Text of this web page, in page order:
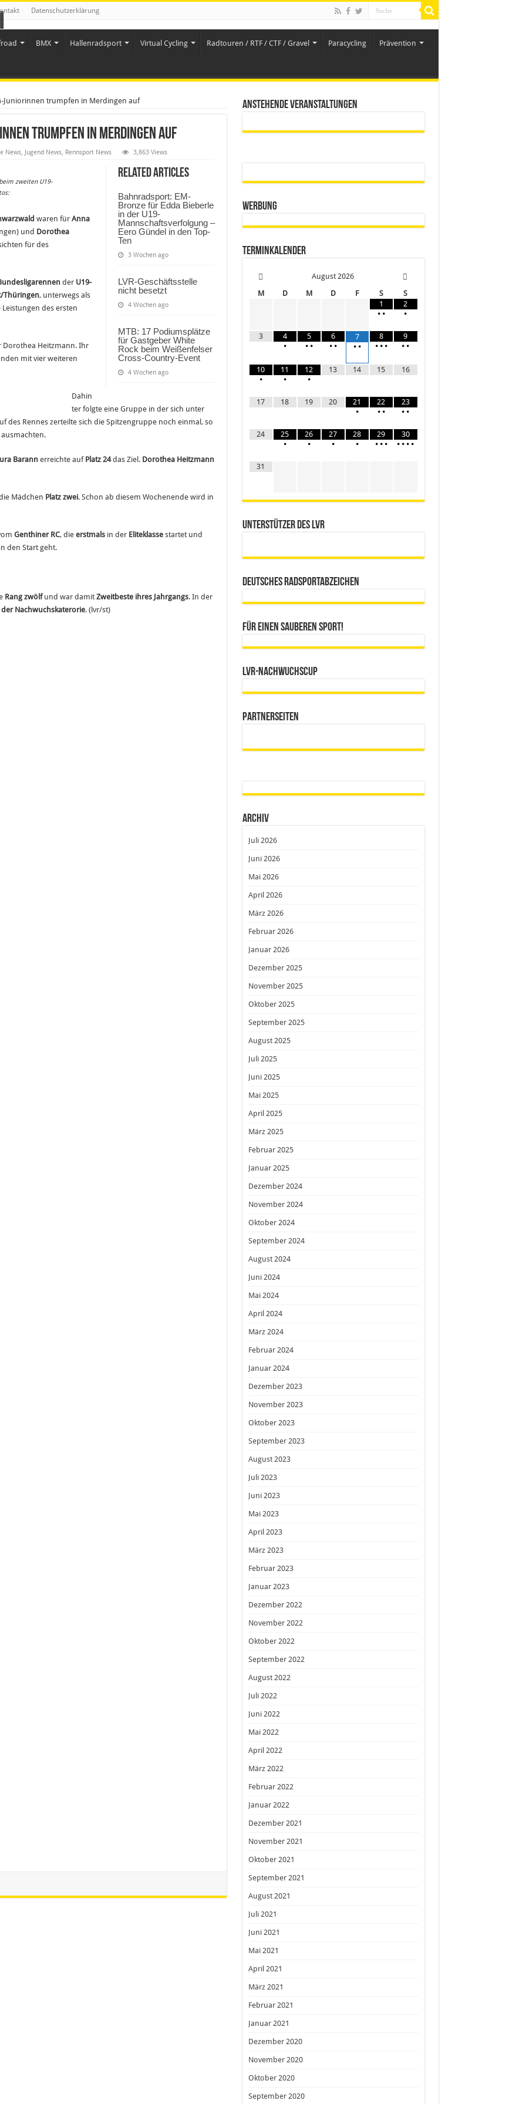
Datenschutzerklärung
BMX Hallenradsport Virtual Cycling Radtouren / RTF / CTF / Gravel Paracycling Prävention
Juniorinnen trumpfen in Merdingen auf
trumpfen in Merdingen auf
News, Jugend News, Rennsport News 3,863 Views
Related Articles
Bahnradsport: EM-
Bronze für Edda Bieberle
in der U19-
Mannschaftsverfolgung –
Eero Gündel in den Top-
Ten
3 Wochen ago
LVR-Geschäftsstelle
nicht besetzt
4 Wochen ago
MTB: 17 Podiumsplätze
für Gastgeber White
Rock beim Weißenfelser
Cross-Country-Event
4 Wochen ago
zweiten U19-
waren für Anna
und Dorothea
für des
der U19-
Thüringen, unterwegs als
des ersten
Heitzmann. Ihr
mit vier weiteren
Dahin
ter folgte eine Gruppe in der sich unter
des Rennes zerteilte sich die Spitzengruppe noch einmal, so
Barannerreichte auf Platz 24das Ziel. Dorothea Heitzmann
Mädchen Platz zwei. Schon ab diesem Wochenende wird in
Genthiner RC, die erstmalsin der Eliteklassestartet und
den Start geht.
Rang zwölfund war damitZweitbeste ihres Jahrgangs. In der
Nachwuchskaterorie. (lvr/st)
Anstehende Veranstaltungen
Werbung
Terminkalender
August 2026
M
D M D F S
S
1
• •
2
•
3
4
•
5
• •
6
• •
7
• •
8
• • •
9
• •
10
•
11
•
12
•
13 14 15 16
17 18 19 20
21
•
22
• •
23
• •
24
25
•
26
•
27
•
28
•
29
• • •
30
• • • •
31
Unterstützer des LVR
Deutsches Radsportabzeichen
Für einen sauberen Sport!
LVR-Nachwuchscup
Partnerseiten
Archiv
Juli 2026
Juni 2026
Mai 2026
April 2026
März 2026
Februar 2026
Januar 2026
Dezember 2025
November 2025
Oktober 2025
September 2025
August 2025
Juli 2025
Juni 2025
Mai 2025
April 2025
März 2025
Februar 2025
Januar 2025
Dezember 2024
November 2024
Oktober 2024
September 2024
August 2024
Juni 2024
Mai 2024
April 2024
März 2024
Februar 2024
Januar 2024
Dezember 2023
November 2023
Oktober 2023
September 2023
August 2023
Juli 2023
Juni 2023
Mai 2023
April 2023
März 2023
Februar 2023
Januar 2023
Dezember 2022
November 2022
Oktober 2022
September 2022
August 2022
Juli 2022
Juni 2022
Mai 2022
April 2022
März 2022
Februar 2022
Januar 2022
Dezember 2021
November 2021
Oktober 2021
September 2021
August 2021
Juli 2021
Juni 2021
Mai 2021
April 2021
März 2021
Februar 2021
Januar 2021
Dezember 2020
November 2020
Oktober 2020
September 2020